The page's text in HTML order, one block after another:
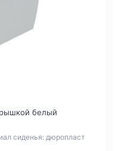
белый
сиденья: дюропласт